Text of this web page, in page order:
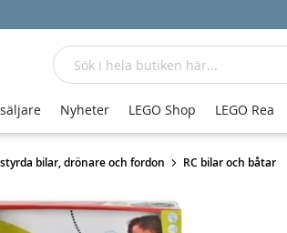
bilar, drönare och fordon RC bilar och båtar
Sök
Nyheter LEGO Shop LEGO Rea